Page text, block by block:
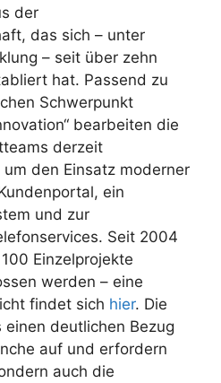
der
das sich – unter
– seit über zehn
hat. Passend zu
Schwerpunkt
bearbeiten die
derzeit
den Einsatz moderner
ein
und zur
Seit 2004
Einzelprojekte
werden – eine
findet sich hier. Die
deutlichen Bezug
auf und erfordern
auch die